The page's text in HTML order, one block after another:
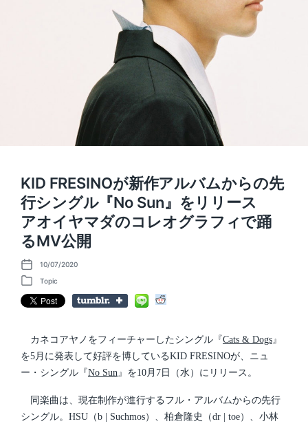
KID FRESINOが新作アルバムからの先
行シングル『No Sun』をリリース
アオイヤマダのコレオグラフィで踊
るMV公開
P
o
t
d
10/07/2020
P
o
s
n
Topic
カネコアヤノをフィーチャーしたシングル『Cats & Dogs 』
を5月に発表して好評を博しているKID FRESINOが、ニュ
ー・シングル『No Sun 』を10月7日（水）にリリース。
同楽曲は、現在制作が進行するフル・アルバムからの先行
シングル。HSU（b | Suchmos）、柏倉隆史（dr | toe）、小林